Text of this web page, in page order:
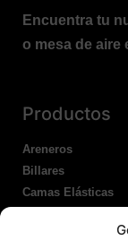
Encuentra tu
o mesa de aire
Productos
Areneros
Billares
Camas Elásticas